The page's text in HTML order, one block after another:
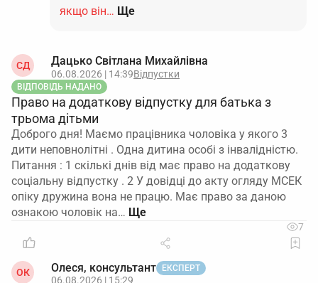
якщо він… Ще
СД Дацько Світлана Михайлівна
06.08.2026 | 14:39Відпустки
ВІДПОВІДЬ НАДАНО
Право на додаткову відпустку для батька з
трьома дітьми
Доброго дня! Маємо працівника чоловіка у якого 3
дити неповнолітні . Одна дитина особі з інвалідністю.
Питання : 1 скількі днів від має право на додаткову
соціальну відпустку . 2 У довідці до акту огляду МСЕК
опіку дружина вона не працю. Має право за даною
ознакою чоловік на…
7
ОК Олеся, консультант ЕКСПЕРТ
06.08.2026 | 15:29